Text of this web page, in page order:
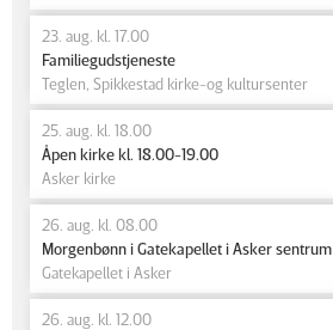
23. aug. kl. 17.00
Familiegudstjeneste
Teglen, Spikkestad kirke-og kultursenter
25. aug. kl. 18.00
Åpen kirke kl. 18.00-19.00
Asker kirke
26. aug. kl. 08.00
Morgenbønn i Gatekapellet i Asker sentrum
Gatekapellet i Asker
26. aug. kl. 12.00